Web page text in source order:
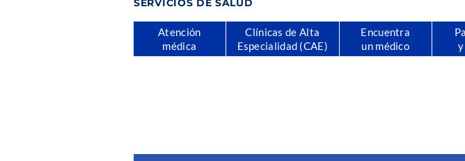
SERVICIOS DE SALUD
Atención
médica
Clínicas de Alta
Especialidad (CAE)
Encuentra
un médico